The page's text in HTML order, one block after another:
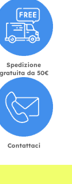
Spedizione
gratuita da 50€
Contattaci